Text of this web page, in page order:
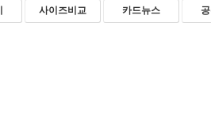
사이즈비교 카드뉴스